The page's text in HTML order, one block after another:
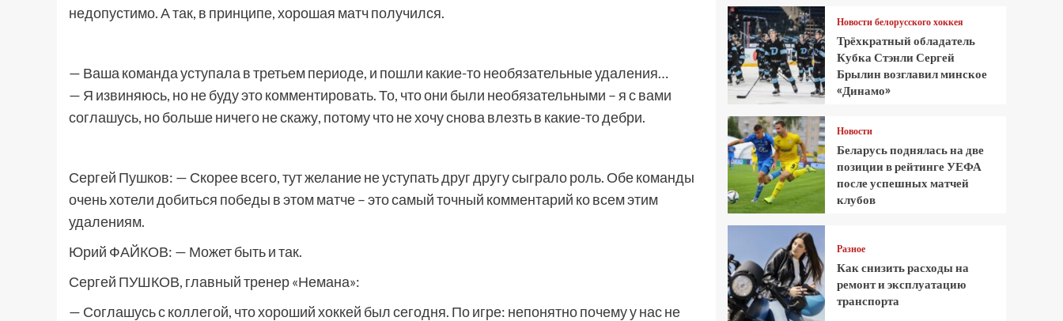
недопустимо. А так, в принципе, хорошая матч получился.
— Ваша команда уступала в третьем периоде, и пошли какие-то необязательные удаления…
— Я извиняюсь, но не буду это комментировать. То, что они были необязательными – я с вами
соглашусь, но больше ничего не скажу, потому что не хочу снова влезть в какие-то дебри.
Сергей Пушков: — Скорее всего, тут желание не уступать друг другу сыграло роль. Обе команды
очень хотели добиться победы в этом матче – это самый точный комментарий ко всем этим
удалениям.
Юрий ФАЙКОВ: — Может быть и так.
Сергей ПУШКОВ, главный тренер «Немана»:
— Соглашусь с коллегой, что хороший хоккей был сегодня. По игре: непонятно почему у нас не
Новости белорусского хоккея
Трёхкратный обладатель
Кубка Стэнли Сергей
Брылин возглавил минское
«Динамо»
Новости
Беларусь поднялась на две
позиции в рейтинге УЕФА
после успешных матчей
клубов
Разное
Как снизить расходы на
ремонт и эксплуатацию
транспорта